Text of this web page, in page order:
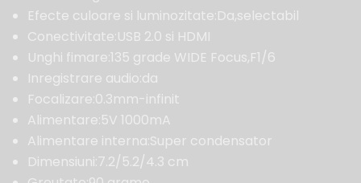
Efecte culoare si luminozitate:Da,selectabil
Conectivitate:USB 2.0 si HDMI
Unghi fimare:135 grade WIDE Focus,F1/6
Inregistrare audio:da
Focalizare:0.3mm-infinit
Alimentare:5V 1000mA
Alimentare interna:Super condensator
Dimensiuni:7.2/5.2/4.3 cm